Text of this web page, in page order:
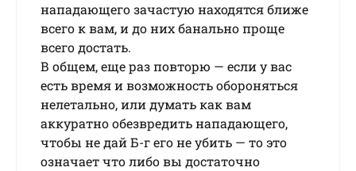
нападающего зачастую находятся ближе
всего к вам, и до них банально проще
всего достать.
В общем, еще раз повторю — если у вас
есть время и возможность обороняться
нелетально, или думать как вам
аккуратно обезвредить нападающего,
чтобы не дай Б-г его не убить — то это
означает что либо вы достаточно